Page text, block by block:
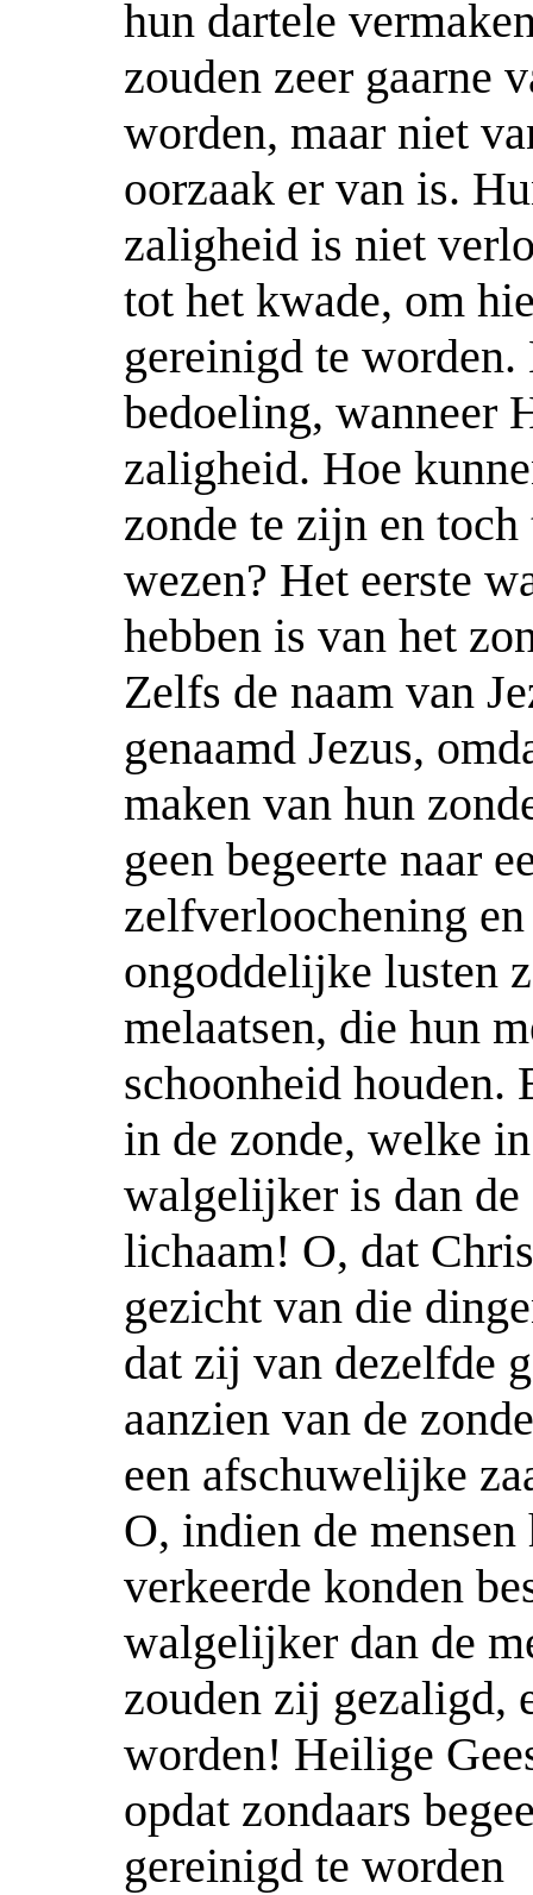
hun dartele
zouden zeer gaarne
worden, maar niet
oorzaak er van is.
zaligheid is niet
tot het kwade, om
gereinigd te
bedoeling, wanneer
zaligheid. Hoe
zonde te zijn en
wezen? Het eerste
hebben is van het
Zelfs de naam van
genaamd Jezus,
maken van hun
geen begeerte naar
zelfverloochening
ongoddelijke lusten
melaatsen, die hun
schoonheid houden.
in de zonde, welke
walgelijker is dan de
lichaam! O, dat
gezicht van die
dat zij van dezelfde
aanzien van de
een afschuwelijke
O, indien de
verkeerde konden
walgelijker dan de
zouden zij gezaligd,
worden! Heilige
opdat zondaars
gereinigd te worden